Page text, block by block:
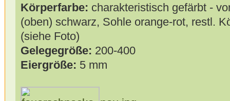
Körperfarbe: charakteristisch gefärbt -
(oben) schwarz, Sohle orange-rot, restl.
(siehe Foto)
Gelegegröße: 200-400
Eiergröße: 5 mm